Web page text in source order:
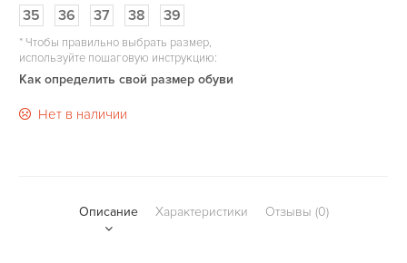
35 36 37 38 39
*Чтобы правильно выбрать размер,
используйте пошаговую инструкцию:
Как определить свой размер обуви
Нет в наличии
Описание Характеристики Отзывы (0)